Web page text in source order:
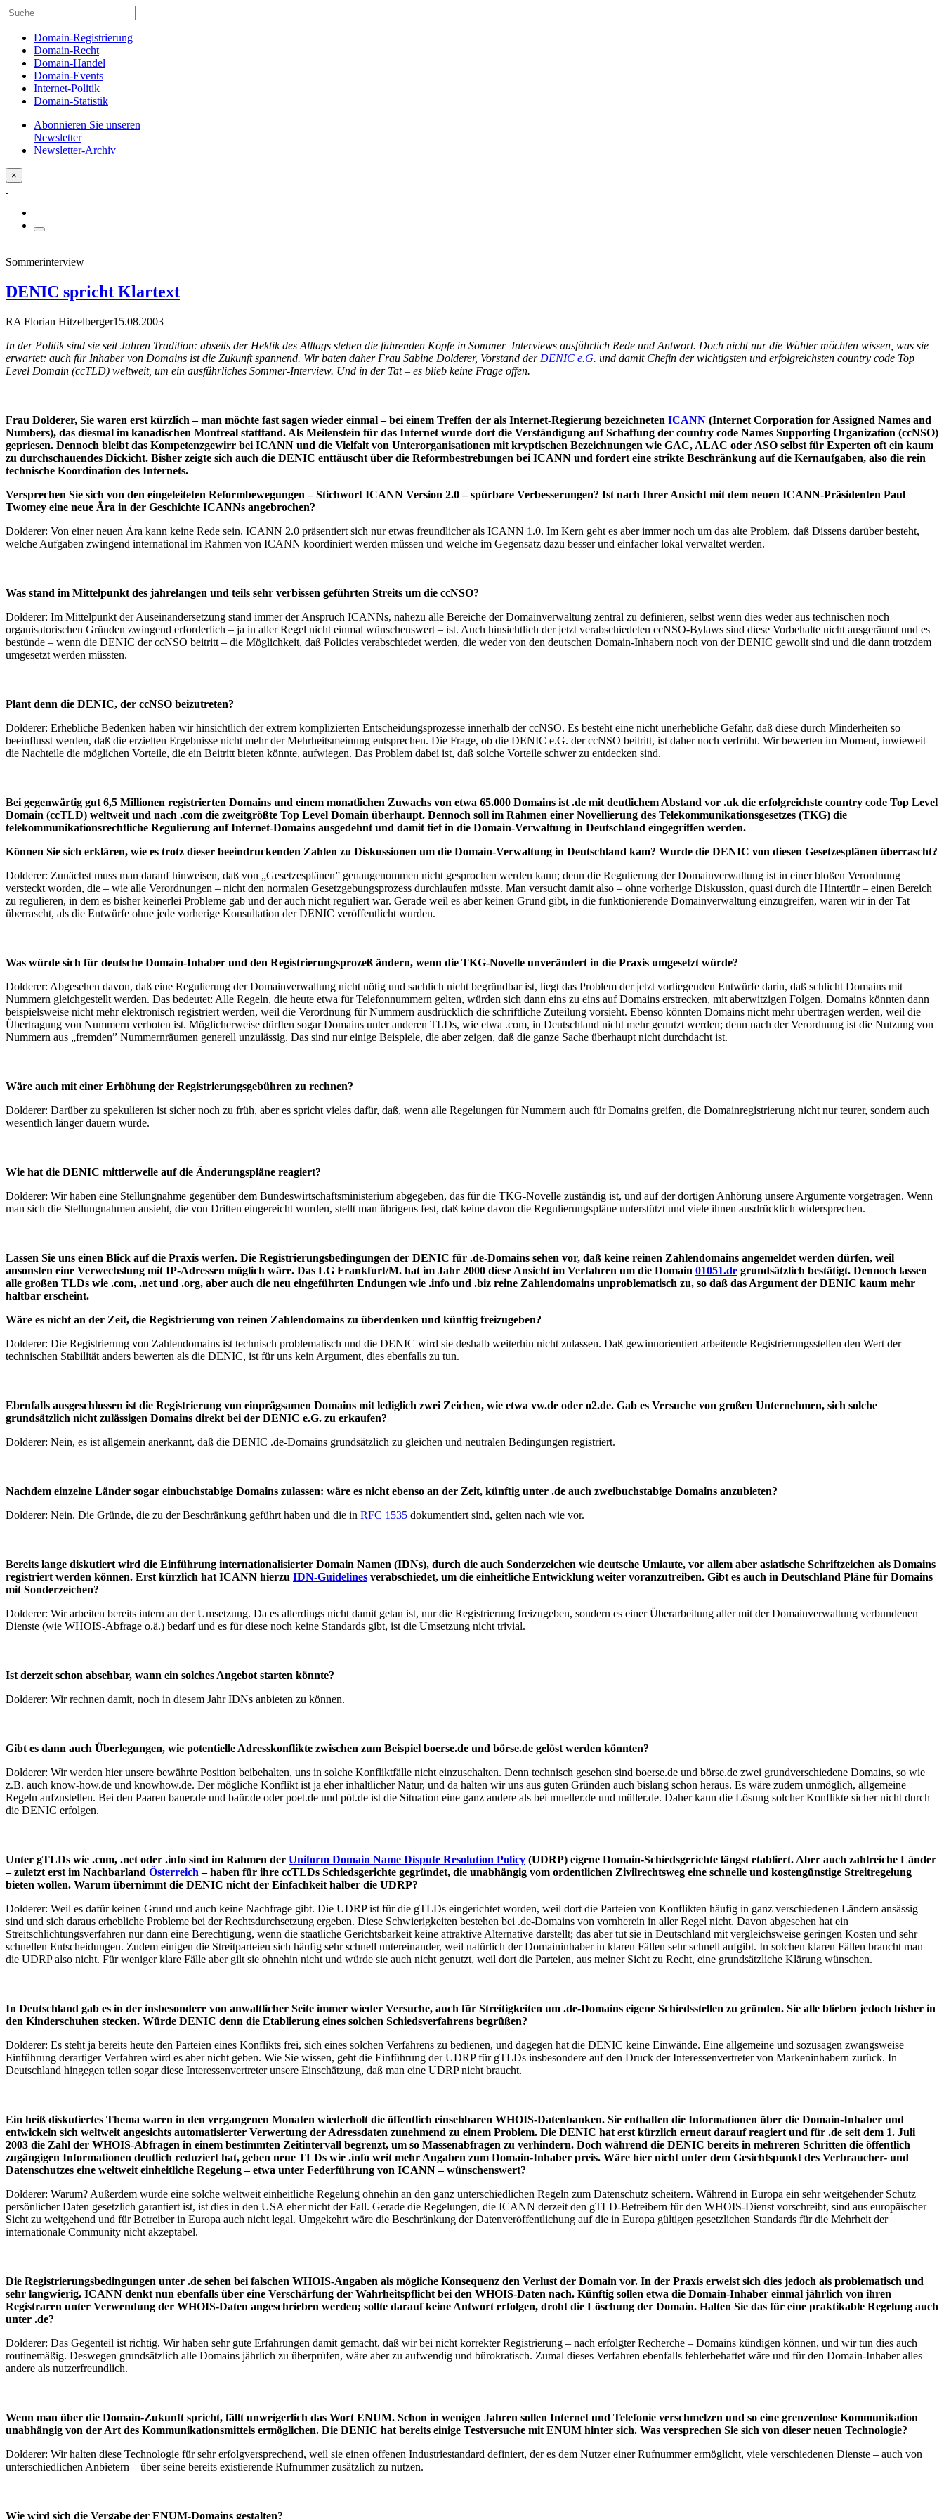
Domain-Registrierung
Domain-Recht
Domain-Handel
Domain-Events
Internet-Politik
Domain-Statistik
Abonnieren Sie unseren
Newsletter
Newsletter-Archiv
×
Sommerinterview
DENIC spricht Klartext
RA Florian Hitzelberger15.08.2003
In der Politik sind sie seit Jahren Tradition: abseits der Hektik des Alltags stehen die führenden Köpfe in Sommer–Interviews ausführlich Rede und Antwort. Doch nicht nur die Wähler möchten wissen, was sie
erwartet: auch für Inhaber von Domains ist die Zukunft spannend. Wir baten daher Frau Sabine Dolderer, Vorstand der DENIC e.G. und damit Chefin der wichtigsten und erfolgreichsten country code Top
Level Domain (ccTLD) weltweit, um ein ausführliches Sommer-Interview. Und in der Tat – es blieb keine Frage offen.
Frau Dolderer, Sie waren erst kürzlich – man möchte fast sagen wieder einmal – bei einem Treffen der als Internet-Regierung bezeichneten ICANN (Internet Corporation for Assigned Names and
Numbers), das diesmal im kanadischen Montreal stattfand. Als Meilenstein für das Internet wurde dort die Verständigung auf Schaffung der country code Names Supporting Organization (ccNSO)
gepriesen. Dennoch bleibt das Kompetenzgewirr bei ICANN und die Vielfalt von Unterorganisationen mit kryptischen Bezeichnungen wie GAC, ALAC oder ASO selbst für Experten oft ein kaum
zu durchschauendes Dickicht. Bisher zeigte sich auch die DENIC enttäuscht über die Reformbestrebungen bei ICANN und fordert eine strikte Beschränkung auf die Kernaufgaben, also die rein
technische Koordination des Internets.
Versprechen Sie sich von den eingeleiteten Reformbewegungen – Stichwort ICANN Version 2.0 – spürbare Verbesserungen? Ist nach Ihrer Ansicht mit dem neuen ICANN-Präsidenten Paul
Twomey eine neue Ära in der Geschichte ICANNs angebrochen?
Dolderer: Von einer neuen Ära kann keine Rede sein. ICANN 2.0 präsentiert sich nur etwas freundlicher als ICANN 1.0. Im Kern geht es aber immer noch um das alte Problem, daß Dissens darüber besteht,
welche Aufgaben zwingend international im Rahmen von ICANN koordiniert werden müssen und welche im Gegensatz dazu besser und einfacher lokal verwaltet werden.
Was stand im Mittelpunkt des jahrelangen und teils sehr verbissen geführten Streits um die ccNSO?
Dolderer: Im Mittelpunkt der Auseinandersetzung stand immer der Anspruch ICANNs, nahezu alle Bereiche der Domainverwaltung zentral zu definieren, selbst wenn dies weder aus technischen noch
organisatorischen Gründen zwingend erforderlich – ja in aller Regel nicht einmal wünschenswert – ist. Auch hinsichtlich der jetzt verabschiedeten ccNSO-Bylaws sind diese Vorbehalte nicht ausgeräumt und es
bestünde – wenn die DENIC der ccNSO beitritt – die Möglichkeit, daß Policies verabschiedet werden, die weder von den deutschen Domain-Inhabern noch von der DENIC gewollt sind und die dann trotzdem
umgesetzt werden müssten.
Plant denn die DENIC, der ccNSO beizutreten?
Dolderer: Erhebliche Bedenken haben wir hinsichtlich der extrem komplizierten Entscheidungsprozesse innerhalb der ccNSO. Es besteht eine nicht unerhebliche Gefahr, daß diese durch Minderheiten so
beeinflusst werden, daß die erzielten Ergebnisse nicht mehr der Mehrheitsmeinung entsprechen. Die Frage, ob die DENIC e.G. der ccNSO beitritt, ist daher noch verfrüht. Wir bewerten im Moment, inwieweit
die Nachteile die möglichen Vorteile, die ein Beitritt bieten könnte, aufwiegen. Das Problem dabei ist, daß solche Vorteile schwer zu entdecken sind.
Bei gegenwärtig gut 6,5 Millionen registrierten Domains und einem monatlichen Zuwachs von etwa 65.000 Domains ist .de mit deutlichem Abstand vor .uk die erfolgreichste country code Top Level
Domain (ccTLD) weltweit und nach .com die zweitgrößte Top Level Domain überhaupt. Dennoch soll im Rahmen einer Novellierung des Telekommunikationsgesetzes (TKG) die
telekommunikationsrechtliche Regulierung auf Internet-Domains ausgedehnt und damit tief in die Domain-Verwaltung in Deutschland eingegriffen werden.
Können Sie sich erklären, wie es trotz dieser beeindruckenden Zahlen zu Diskussionen um die Domain-Verwaltung in Deutschland kam? Wurde die DENIC von diesen Gesetzesplänen überrascht?
Dolderer: Zunächst muss man darauf hinweisen, daß von „Gesetzesplänen” genaugenommen nicht gesprochen werden kann; denn die Regulierung der Domainverwaltung ist in einer bloßen Verordnung
versteckt worden, die – wie alle Verordnungen – nicht den normalen Gesetzgebungsprozess durchlaufen müsste. Man versucht damit also – ohne vorherige Diskussion, quasi durch die Hintertür – einen Bereich
zu regulieren, in dem es bisher keinerlei Probleme gab und der auch nicht reguliert war. Gerade weil es aber keinen Grund gibt, in die funktionierende Domainverwaltung einzugreifen, waren wir in der Tat
überrascht, als die Entwürfe ohne jede vorherige Konsultation der DENIC veröffentlicht wurden.
Was würde sich für deutsche Domain-Inhaber und den Registrierungsprozeß ändern, wenn die TKG-Novelle unverändert in die Praxis umgesetzt würde?
Dolderer: Abgesehen davon, daß eine Regulierung der Domainverwaltung nicht nötig und sachlich nicht begründbar ist, liegt das Problem der jetzt vorliegenden Entwürfe darin, daß schlicht Domains mit
Nummern gleichgestellt werden. Das bedeutet: Alle Regeln, die heute etwa für Telefonnummern gelten, würden sich dann eins zu eins auf Domains erstrecken, mit aberwitzigen Folgen. Domains könnten dann
beispielsweise nicht mehr elektronisch registriert werden, weil die Verordnung für Nummern ausdrücklich die schriftliche Zuteilung vorsieht. Ebenso könnten Domains nicht mehr übertragen werden, weil die
Übertragung von Nummern verboten ist. Möglicherweise dürften sogar Domains unter anderen TLDs, wie etwa .com, in Deutschland nicht mehr genutzt werden; denn nach der Verordnung ist die Nutzung von
Nummern aus „fremden” Nummernräumen generell unzulässig. Das sind nur einige Beispiele, die aber zeigen, daß die ganze Sache überhaupt nicht durchdacht ist.
Wäre auch mit einer Erhöhung der Registrierungsgebühren zu rechnen?
Dolderer: Darüber zu spekulieren ist sicher noch zu früh, aber es spricht vieles dafür, daß, wenn alle Regelungen für Nummern auch für Domains greifen, die Domainregistrierung nicht nur teurer, sondern auch
wesentlich länger dauern würde.
Wie hat die DENIC mittlerweile auf die Änderungspläne reagiert?
Dolderer: Wir haben eine Stellungnahme gegenüber dem Bundeswirtschaftsministerium abgegeben, das für die TKG-Novelle zuständig ist, und auf der dortigen Anhörung unsere Argumente vorgetragen. Wenn
man sich die Stellungnahmen ansieht, die von Dritten eingereicht wurden, stellt man übrigens fest, daß keine davon die Regulierungspläne unterstützt und viele ihnen ausdrücklich widersprechen.
Lassen Sie uns einen Blick auf die Praxis werfen. Die Registrierungsbedingungen der DENIC für .de-Domains sehen vor, daß keine reinen Zahlendomains angemeldet werden dürfen, weil
ansonsten eine Verwechslung mit IP-Adressen möglich wäre. Das LG Frankfurt/M. hat im Jahr 2000 diese Ansicht im Verfahren um die Domain 01051.de grundsätzlich bestätigt. Dennoch lassen
alle großen TLDs wie .com, .net und .org, aber auch die neu eingeführten Endungen wie .info und .biz reine Zahlendomains unproblematisch zu, so daß das Argument der DENIC kaum mehr
haltbar erscheint.
Wäre es nicht an der Zeit, die Registrierung von reinen Zahlendomains zu überdenken und künftig freizugeben?
Dolderer: Die Registrierung von Zahlendomains ist technisch problematisch und die DENIC wird sie deshalb weiterhin nicht zulassen. Daß gewinnorientiert arbeitende Registrierungsstellen den Wert der
technischen Stabilität anders bewerten als die DENIC, ist für uns kein Argument, dies ebenfalls zu tun.
Ebenfalls ausgeschlossen ist die Registrierung von einprägsamen Domains mit lediglich zwei Zeichen, wie etwa vw.de oder o2.de. Gab es Versuche von großen Unternehmen, sich solche
grundsätzlich nicht zulässigen Domains direkt bei der DENIC e.G. zu erkaufen?
Dolderer: Nein, es ist allgemein anerkannt, daß die DENIC .de-Domains grundsätzlich zu gleichen und neutralen Bedingungen registriert.
Nachdem einzelne Länder sogar einbuchstabige Domains zulassen: wäre es nicht ebenso an der Zeit, künftig unter .de auch zweibuchstabige Domains anzubieten?
Dolderer: Nein. Die Gründe, die zu der Beschränkung geführt haben und die in RFC 1535 dokumentiert sind, gelten nach wie vor.
Bereits lange diskutiert wird die Einführung internationalisierter Domain Namen (IDNs), durch die auch Sonderzeichen wie deutsche Umlaute, vor allem aber asiatische Schriftzeichen als Domains
registriert werden können. Erst kürzlich hat ICANN hierzu IDN-Guidelines verabschiedet, um die einheitliche Entwicklung weiter voranzutreiben. Gibt es auch in Deutschland Pläne für Domains
mit Sonderzeichen?
Dolderer: Wir arbeiten bereits intern an der Umsetzung. Da es allerdings nicht damit getan ist, nur die Registrierung freizugeben, sondern es einer Überarbeitung aller mit der Domainverwaltung verbundenen
Dienste (wie WHOIS-Abfrage o.ä.) bedarf und es für diese noch keine Standards gibt, ist die Umsetzung nicht trivial.
Ist derzeit schon absehbar, wann ein solches Angebot starten könnte?
Dolderer: Wir rechnen damit, noch in diesem Jahr IDNs anbieten zu können.
Gibt es dann auch Überlegungen, wie potentielle Adresskonflikte zwischen zum Beispiel boerse.de und börse.de gelöst werden könnten?
Dolderer: Wir werden hier unsere bewährte Position beibehalten, uns in solche Konfliktfälle nicht einzuschalten. Denn technisch gesehen sind boerse.de und börse.de zwei grundverschiedene Domains, so wie
z.B. auch know-how.de und knowhow.de. Der mögliche Konflikt ist ja eher inhaltlicher Natur, und da halten wir uns aus guten Gründen auch bislang schon heraus. Es wäre zudem unmöglich, allgemeine
Regeln aufzustellen. Bei den Paaren bauer.de und baür.de oder poet.de und pöt.de ist die Situation eine ganz andere als bei mueller.de und müller.de. Daher kann die Lösung solcher Konflikte sicher nicht durch
die DENIC erfolgen.
Unter gTLDs wie .com, .net oder .info sind im Rahmen der Uniform Domain Name Dispute Resolution Policy (UDRP) eigene Domain-Schiedsgerichte längst etabliert. Aber auch zahlreiche Länder
– zuletzt erst im Nachbarland Österreich – haben für ihre ccTLDs Schiedsgerichte gegründet, die unabhängig vom ordentlichen Zivilrechtsweg eine schnelle und kostengünstige Streitregelung
bieten wollen. Warum übernimmt die DENIC nicht der Einfachkeit halber die UDRP?
Dolderer: Weil es dafür keinen Grund und auch keine Nachfrage gibt. Die UDRP ist für die gTLDs eingerichtet worden, weil dort die Parteien von Konflikten häufig in ganz verschiedenen Ländern ansässig
sind und sich daraus erhebliche Probleme bei der Rechtsdurchsetzung ergeben. Diese Schwierigkeiten bestehen bei .de-Domains von vornherein in aller Regel nicht. Davon abgesehen hat ein
Streitschlichtungsverfahren nur dann eine Berechtigung, wenn die staatliche Gerichtsbarkeit keine attraktive Alternative darstellt; das aber tut sie in Deutschland mit vergleichsweise geringen Kosten und sehr
schnellen Entscheidungen. Zudem einigen die Streitparteien sich häufig sehr schnell untereinander, weil natürlich der Domaininhaber in klaren Fällen sehr schnell aufgibt. In solchen klaren Fällen braucht man
die UDRP also nicht. Für weniger klare Fälle aber gilt sie ohnehin nicht und würde sie auch nicht genutzt, weil dort die Parteien, aus meiner Sicht zu Recht, eine grundsätzliche Klärung wünschen.
In Deutschland gab es in der insbesondere von anwaltlicher Seite immer wieder Versuche, auch für Streitigkeiten um .de-Domains eigene Schiedsstellen zu gründen. Sie alle blieben jedoch bisher in
den Kinderschuhen stecken. Würde DENIC denn die Etablierung eines solchen Schiedsverfahrens begrüßen?
Dolderer: Es steht ja bereits heute den Parteien eines Konflikts frei, sich eines solchen Verfahrens zu bedienen, und dagegen hat die DENIC keine Einwände. Eine allgemeine und sozusagen zwangsweise
Einführung derartiger Verfahren wird es aber nicht geben. Wie Sie wissen, geht die Einführung der UDRP für gTLDs insbesondere auf den Druck der Interessenvertreter von Markeninhabern zurück. In
Deutschland hingegen teilen sogar diese Interessenvertreter unsere Einschätzung, daß man eine UDRP nicht braucht.
Ein heiß diskutiertes Thema waren in den vergangenen Monaten wiederholt die öffentlich einsehbaren WHOIS-Datenbanken. Sie enthalten die Informationen über die Domain-Inhaber und
entwickeln sich weltweit angesichts automatisierter Verwertung der Adressdaten zunehmend zu einem Problem. Die DENIC hat erst kürzlich erneut darauf reagiert und für .de seit dem 1. Juli
2003 die Zahl der WHOIS-Abfragen in einem bestimmten Zeitintervall begrenzt, um so Massenabfragen zu verhindern. Doch während die DENIC bereits in mehreren Schritten die öffentlich
zugängigen Informationen deutlich reduziert hat, geben neue TLDs wie .info weit mehr Angaben zum Domain-Inhaber preis. Wäre hier nicht unter dem Gesichtspunkt des Verbraucher- und
Datenschutzes eine weltweit einheitliche Regelung – etwa unter Federführung von ICANN – wünschenswert?
Dolderer: Warum? Außerdem würde eine solche weltweit einheitliche Regelung ohnehin an den ganz unterschiedlichen Regeln zum Datenschutz scheitern. Während in Europa ein sehr weitgehender Schutz
persönlicher Daten gesetzlich garantiert ist, ist dies in den USA eher nicht der Fall. Gerade die Regelungen, die ICANN derzeit den gTLD-Betreibern für den WHOIS-Dienst vorschreibt, sind aus europäischer
Sicht zu weitgehend und für Betreiber in Europa auch nicht legal. Umgekehrt wäre die Beschränkung der Datenveröffentlichung auf die in Europa gültigen gesetzlichen Standards für die Mehrheit der
internationale Community nicht akzeptabel.
Die Registrierungsbedingungen unter .de sehen bei falschen WHOIS-Angaben als mögliche Konsequenz den Verlust der Domain vor. In der Praxis erweist sich dies jedoch als problematisch und
sehr langwierig. ICANN denkt nun ebenfalls über eine Verschärfung der Wahrheitspflicht bei den WHOIS-Daten nach. Künftig sollen etwa die Domain-Inhaber einmal jährlich von ihren
Registraren unter Verwendung der WHOIS-Daten angeschrieben werden; sollte darauf keine Antwort erfolgen, droht die Löschung der Domain. Halten Sie das für eine praktikable Regelung auch
unter .de?
Dolderer: Das Gegenteil ist richtig. Wir haben sehr gute Erfahrungen damit gemacht, daß wir bei nicht korrekter Registrierung – nach erfolgter Recherche – Domains kündigen können, und wir tun dies auch
routinemäßig. Deswegen grundsätzlich alle Domains jährlich zu überprüfen, wäre aber zu aufwendig und bürokratisch. Zumal dieses Verfahren ebenfalls fehlerbehaftet wäre und für den Domain-Inhaber alles
andere als nutzerfreundlich.
Wenn man über die Domain-Zukunft spricht, fällt unweigerlich das Wort ENUM. Schon in wenigen Jahren sollen Internet und Telefonie verschmelzen und so eine grenzenlose Kommunikation
unabhängig von der Art des Kommunikationsmittels ermöglichen. Die DENIC hat bereits einige Testversuche mit ENUM hinter sich. Was versprechen Sie sich von dieser neuen Technologie?
Dolderer: Wir halten diese Technologie für sehr erfolgversprechend, weil sie einen offenen Industriestandard definiert, der es dem Nutzer einer Rufnummer ermöglicht, viele verschiedenen Dienste – auch von
unterschiedlichen Anbietern – über seine bereits existierende Rufnummer zusätzlich zu nutzen.
Wie wird sich die Vergabe der ENUM-Domains gestalten?